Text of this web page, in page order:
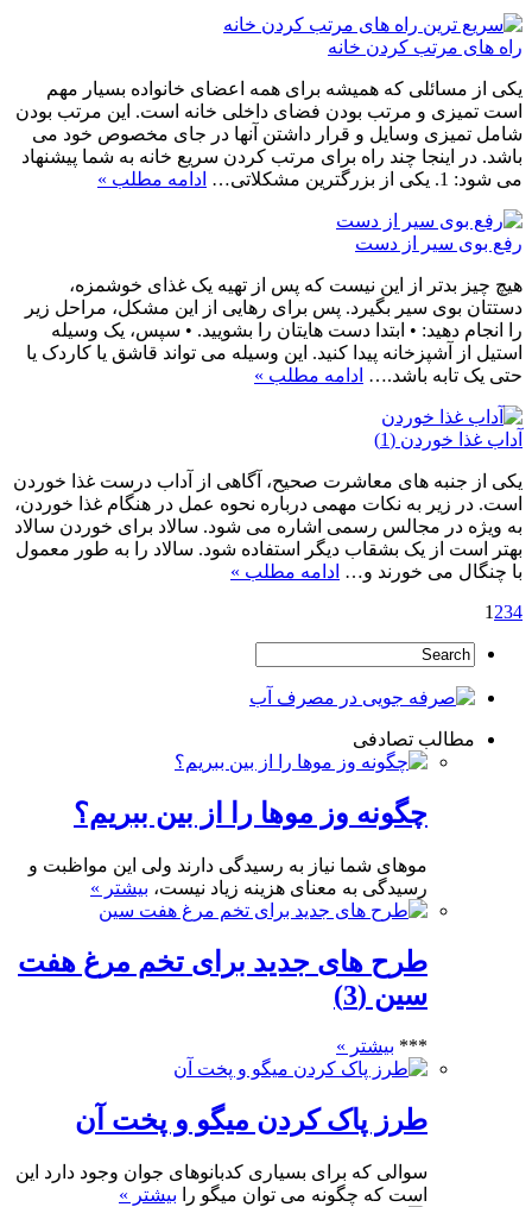
راه های مرتب کردن خانه
یکی از مسائلی که همیشه برای همه اعضای خانواده بسیار مهم
است تمیزی و مرتب بودن فضای داخلی خانه است. این مرتب بودن
شامل تمیزی وسایل و قرار داشتن آنها در جای مخصوص خود می
باشد. در اینجا چند راه برای مرتب کردن سریع خانه به شما پیشنهاد
می شود: 1. یکی از بزرگترین مشکلاتی…
ادامه مطلب »
رفع بوی سیر از دست
هیچ چیز بدتر از این نیست که پس از تهیه یک غذای خوشمزه،
دستتان بوی سیر بگیرد. پس برای رهایی از این مشکل، مراحل زیر
را انجام دهید: • ابتدا دست هایتان را بشویید. • سپس، یک وسیله
استیل از آشپزخانه پیدا کنید. این وسیله می تواند قاشق یا کاردک یا
حتی یک تابه باشد.… ادامه مطلب »
آداب غذا خوردن (1)
یکی از جنبه های معاشرت صحیح، آگاهی از آداب درست غذا خوردن
است. در زیر به نکات مهمی درباره نحوه عمل در هنگام غذا خوردن،
به ویژه در مجالس رسمی اشاره می شود. سالاد برای خوردن سالاد
بهتر است از یک بشقاب دیگر استفاده شود. سالاد را به طور معمول
با چنگال می خورند و… ادامه مطلب »
1 234
مطالب تصادفی
چگونه وز موها را از بین ببریم؟
موهای شما نیاز به رسیدگی دارند ولی این مواظبت و
رسیدگی به معنای هزینه زیاد نیست، بیشتر »
طرح های جدید برای تخم مرغ هفت
سین (3)
*** بیشتر »
طرز پاک کردن میگو و پخت آن
سوالی که برای بسیاری کدبانوهای جوان وجود دارد این
است که چگونه می توان میگو را بیشتر »